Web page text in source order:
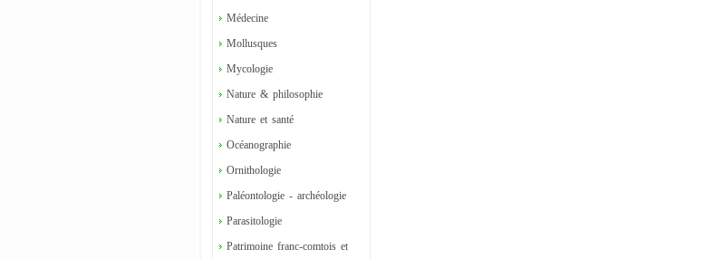
Médecine
Mollusques
Mycologie
Nature & philosophie
Nature et santé
Océanographie
Ornithologie
Paléontologie - archéologie
Parasitologie
Patrimoine franc-comtois et